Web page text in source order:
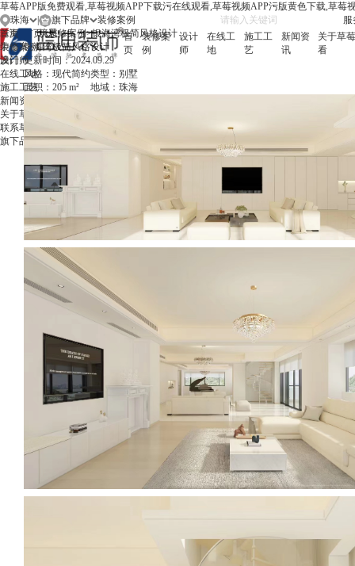
草莓APP版免费观看,草莓视频APP下载污在线观看,草莓视频APP污版黄色下载,草莓
珠海
珠海
中山
澳门
旗下品牌
境思
服
首
页
装修案
例
设计
师
在线工
地
施工工
艺
新闻资
讯
关于草
看
首页
装修案例
设计师
在线工地
施工工艺
新闻资讯
关于草莓APP版免费观看
联系草莓APP版免费观看
旗下品牌
首页>装修案例>银海湾极简风格设计
银海湾极简风格设计
更新时间：2024.09.29
风格： 现代简约
面积： 205 m²
类型： 别墅
地域： 珠海